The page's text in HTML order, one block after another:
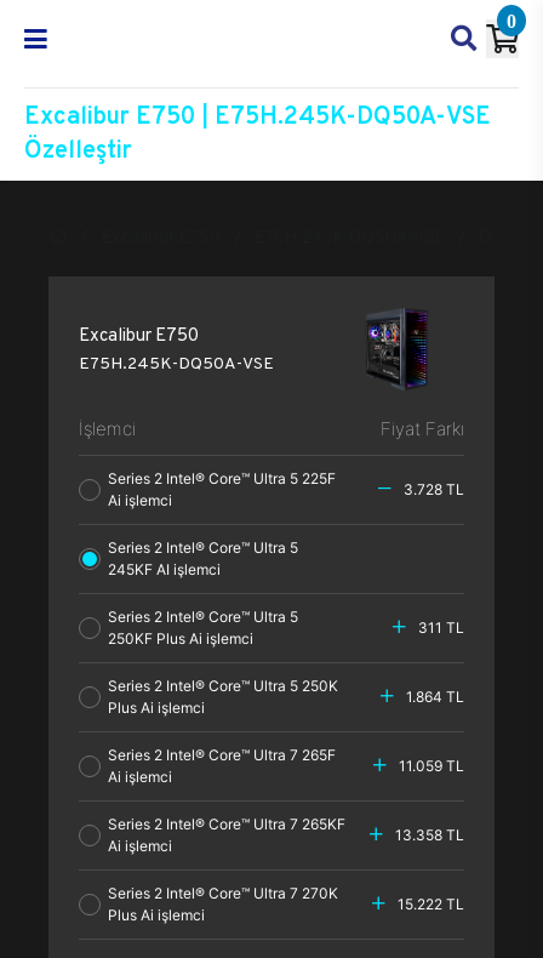
0
Excalibur E750 | E75H.245K-DQ50A-VSE
Özelleştir
Excalibur E750
E75H.245K-DQ50A-VSE
İşlemci Fiyat Farkı
Series 2 Intel® Core™ Ultra 5 225F
Ai işlemci
3.728 TL
Series 2 Intel® Core™ Ultra 5
245KF AI işlemci
Series 2 Intel® Core™ Ultra 5
250KF Plus Ai işlemci
311 TL
Series 2 Intel® Core™ Ultra 5 250K
Plus Ai işlemci
1.864 TL
Series 2 Intel® Core™ Ultra 7 265F
Ai işlemci
11.059 TL
Series 2 Intel® Core™ Ultra 7 265KF
Ai işlemci
13.358 TL
Series 2 Intel® Core™ Ultra 7 270K
Plus Ai işlemci
15.222 TL